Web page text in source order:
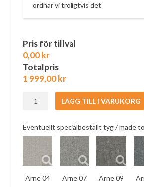
ordnar vi troligtvis det
Pris för tillval
0,00 kr
Totalpris
1 999,00kr
Sänglinnekorv
storlek
mängd
LÄGG TILL I VARUKORG
Eventuellt specialbeställt tyg / made
Arne 04
Arne 07
Arne 09